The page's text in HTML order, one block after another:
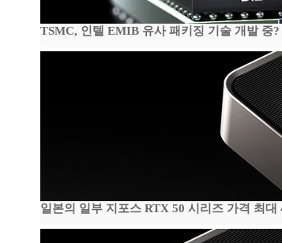
TSMC, 인텔 EMIB 유사 패키징 기술 개발 중?
일본의 일부 지포스 RTX 50 시리즈 가격 최대